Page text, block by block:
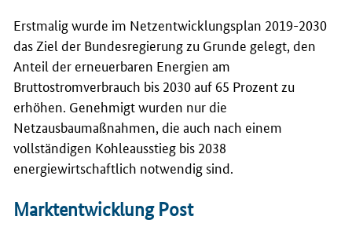
Erstmalig wurde im Netzentwicklungsplan 2019-2030
das Ziel der Bundesregierung zu Grunde gelegt, den
Anteil der erneuerbaren Energien am
Bruttostromverbrauch bis 2030 auf 65 Prozent zu
erhöhen. Genehmigt wurden nur die
Netzausbaumaßnahmen, die auch nach einem
vollständigen Kohleausstieg bis 2038
energiewirtschaftlich notwendig sind.
Marktentwicklung Post